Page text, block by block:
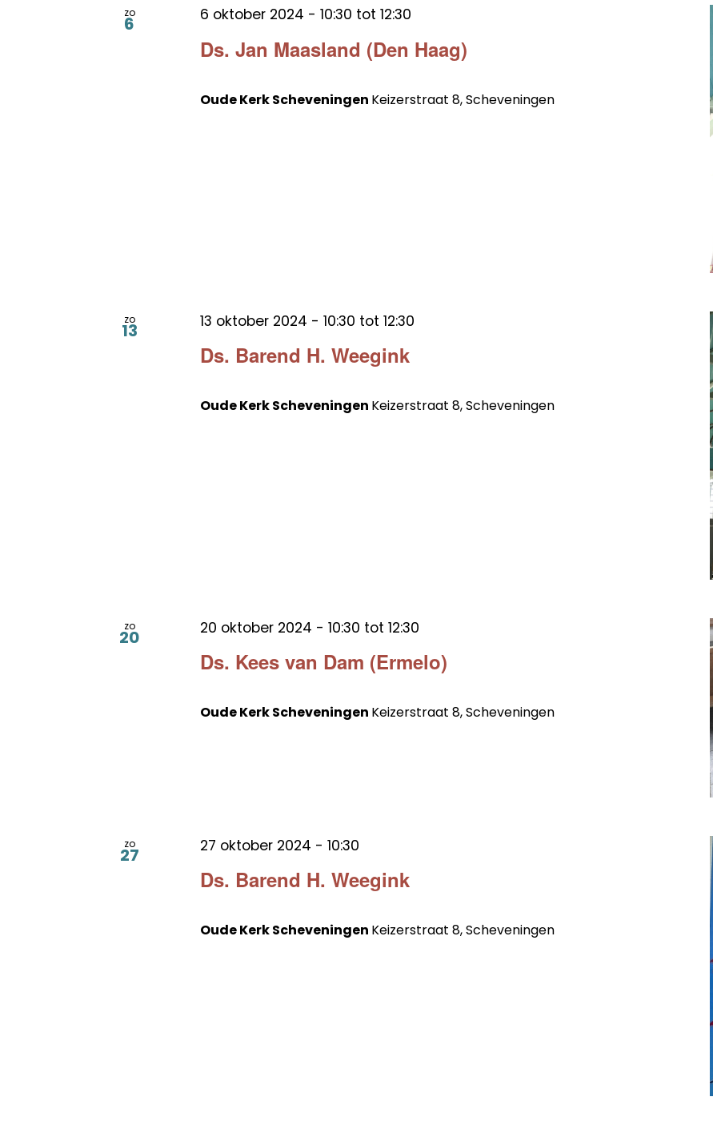
zo
6
Ds. Jan Maasland (Den Haag)
6 oktober 2024 - 10:30 tot 12:30
Oude Kerk Scheveningen Keizerstraat 8, Scheveningen
zo
13
Ds. Barend H. Weegink
13 oktober 2024 - 10:30 tot 12:30
Oude Kerk Scheveningen Keizerstraat 8, Scheveningen
zo
20
Ds. Kees van Dam (Ermelo)
20 oktober 2024 - 10:30 tot 12:30
Oude Kerk Scheveningen Keizerstraat 8, Scheveningen
zo
27
Ds. Barend H. Weegink
27 oktober 2024 - 10:30
Oude Kerk Scheveningen Keizerstraat 8, Scheveningen